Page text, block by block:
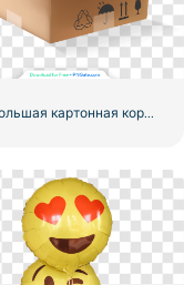
Небольшая картонная коробка для доставки